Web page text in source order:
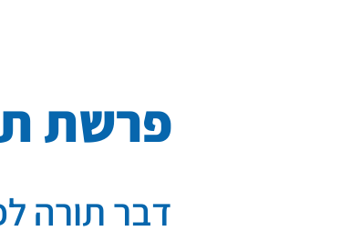
פרשת
דבר תורה